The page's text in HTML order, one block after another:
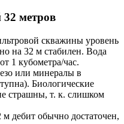
метров
скважины уровень
на 32 м стабилен. Вода
1 кубометра/час.
или минералы в
Биологические
страшны, т. к. слишком
дебит обычно достаточен,